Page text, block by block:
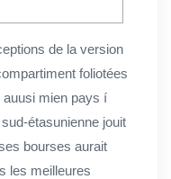
de la version
foliotées
mien pays í
étasunienne jouit
bourses aurait
les meilleures